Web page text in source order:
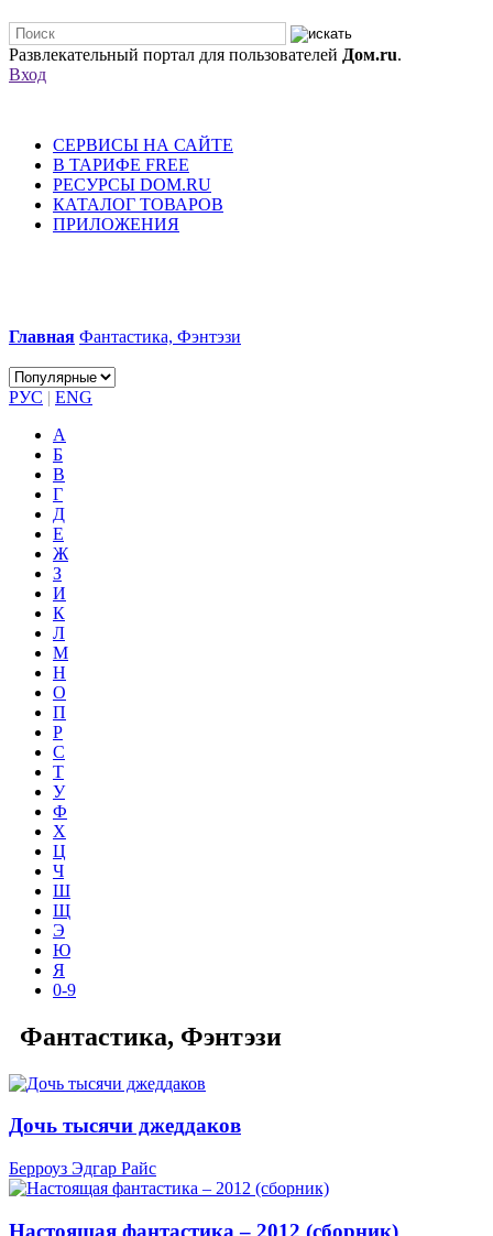
Развлекательный портал для пользователей Дом.ru.
Вход
СЕРВИСЫ НА САЙТЕ
В ТАРИФЕ FREE
РЕСУРСЫ DOM.RU
КАТАЛОГ ТОВАРОВ
ПРИЛОЖЕНИЯ
Главная Фантастика, Фэнтэзи
РУС | ENG
А
Б
В
Г
Д
Е
Ж
З
И
К
Л
М
Н
О
П
Р
С
Т
У
Ф
Х
Ц
Ч
Ш
Щ
Э
Ю
Я
0-9
Фантастика, Фэнтэзи
Дочь тысячи джеддаков
Берроуз Эдгар Райс
Настоящая фантастика – 2012 (сборник)